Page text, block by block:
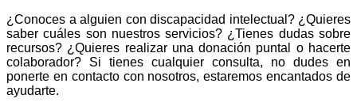
¿Conoces a alguien con discapacidad intelectual? ¿Quieres
saber cuáles son nuestros servicios? ¿Tienes dudas sobre
recursos? ¿Quieres realizar una donación puntal o hacerte
colaborador? Si tienes cualquier consulta, no dudes en
ponerte en contacto con nosotros, estaremos encantados de
ayudarte.